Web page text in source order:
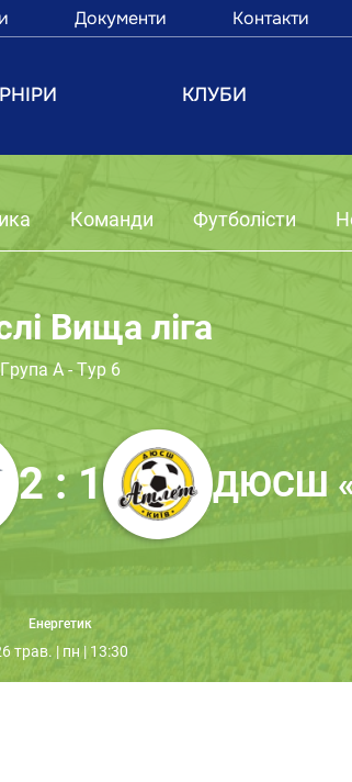
Документи Контакти
КЛУБИ
Команди Футболісти
Вища ліга
Група А - Тур 6
2 : 1 ДЮСШ
Енергетик
трав. | пн | 13:30